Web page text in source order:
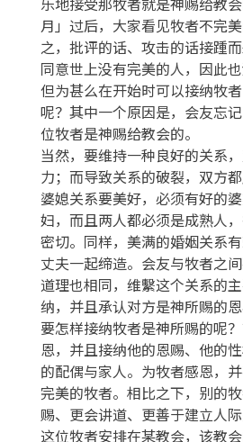
月」过后，大家看见牧者不完
之，批评的话、攻击的话接踵
同意世上没有完美的人，因此也
但为甚么在开始时可以接纳牧
呢？其中一个原因是，会友忘
位牧者是神赐给教会的。
当然，要维持一种良好的关系
力；而导致关系的破裂，双方都
婆媳关系要美好，必须有好的
妇，而且两人都必须是成熟人
密切。同样，美满的婚姻关系
丈夫一起缔造。会友与牧者之间
道理也相同，维繫这个关系的
纳，并且承认对方是神所赐的恩
要怎样接纳牧者是神所赐的呢
恩，并且接纳他的恩赐、他的
的配偶与家人。为牧者感恩，
完美的牧者。相比之下，别的
赐、更会讲道、更善于建立人
这位牧者安排在某教会，该教